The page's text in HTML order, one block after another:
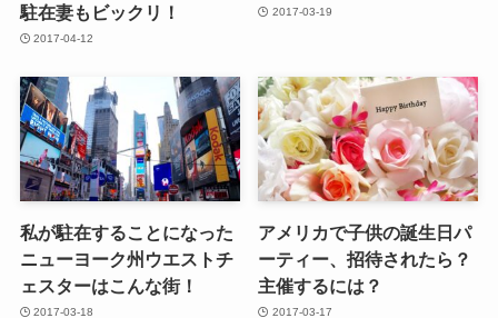
駐在妻もビックリ！
2017-04-12
2017-03-19
私が駐在することになった
ニューヨーク州ウエストチ
ェスターはこんな街！
2017-03-18
アメリカで子供の誕生日パ
ーティー、招待されたら？
主催するには？
2017-03-17